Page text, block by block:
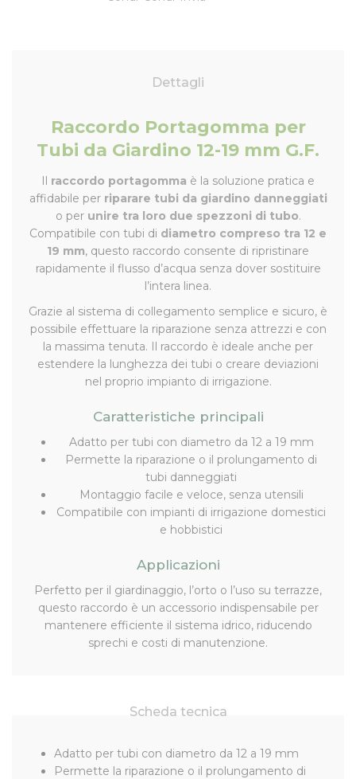
Dettagli
Raccordo Portagomma per
Tubi da Giardino 12-19 mm G.F.
Il raccordo portagomma è la soluzione pratica e
affidabile per riparare tubi da giardino danneggiati
o per unire tra loro due spezzoni di tubo.
Compatibile con tubi di diametro compreso tra 12 e
19 mm, questo raccordo consente di ripristinare
rapidamente il flusso d’acqua senza dover sostituire
l’intera linea.
Grazie al sistema di collegamento semplice e sicuro, è
possibile effettuare la riparazione senza attrezzi e con
la massima tenuta. Il raccordo è ideale anche per
estendere la lunghezza dei tubi o creare deviazioni
nel proprio impianto di irrigazione.
Caratteristiche principali
Adatto per tubi con diametro da 12 a 19 mm
Permette la riparazione o il prolungamento di
tubi danneggiati
Montaggio facile e veloce, senza utensili
Compatibile con impianti di irrigazione domestici
e hobbistici
Applicazioni
Perfetto per il giardinaggio, l’orto o l’uso su terrazze,
questo raccordo è un accessorio indispensabile per
mantenere efficiente il sistema idrico, riducendo
sprechi e costi di manutenzione.
Scheda tecnica
Adatto per tubi con diametro da 12 a 19 mm
Permette la riparazione o il prolungamento di